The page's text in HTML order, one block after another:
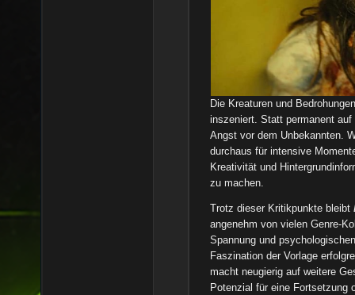
Die Kreaturen und
inszeniert. Statt permanent
Angst vor dem Unbekannten.
durchaus für intensive
Kreativität und
zu machen.
Trotz dieser Kritikpunkte bleibt
angenehm von vielen Genre-
Spannung und
Faszination der Vorlage
macht neugierig auf weitere
Potenzial für eine Fortsetzung